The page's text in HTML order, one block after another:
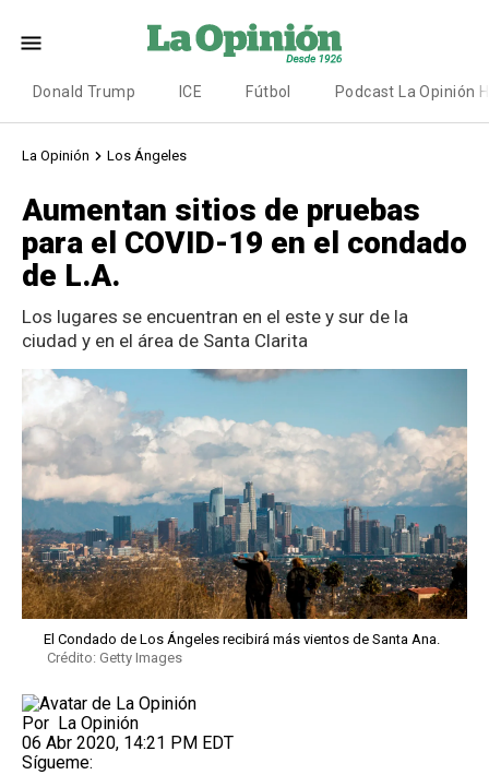
Donald Trump ICE Fútbol Podcast La Opinión
La Opinión Los Ángeles
Aumentan sitios de pruebas
para el COVID-19 en el condado
de L.A.
Los lugares se encuentran en el este y sur de la
ciudad y en el área de Santa Clarita
El Condado de Los Ángeles recibirá más vientos de Santa Ana.
Crédito: Getty Images
Por La Opinión
06 Abr 2020, 14:21 PM EDT
Sígueme: